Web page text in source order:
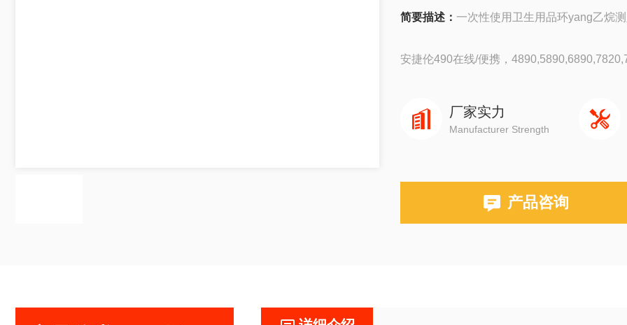
简要描述： 一次性使用卫生用品环yang乙烷
安捷伦490在线/便携，
瓦里安3800系列
布鲁克PE580,590,680,690
厂家实力
Manufacturer Strength
产品咨询